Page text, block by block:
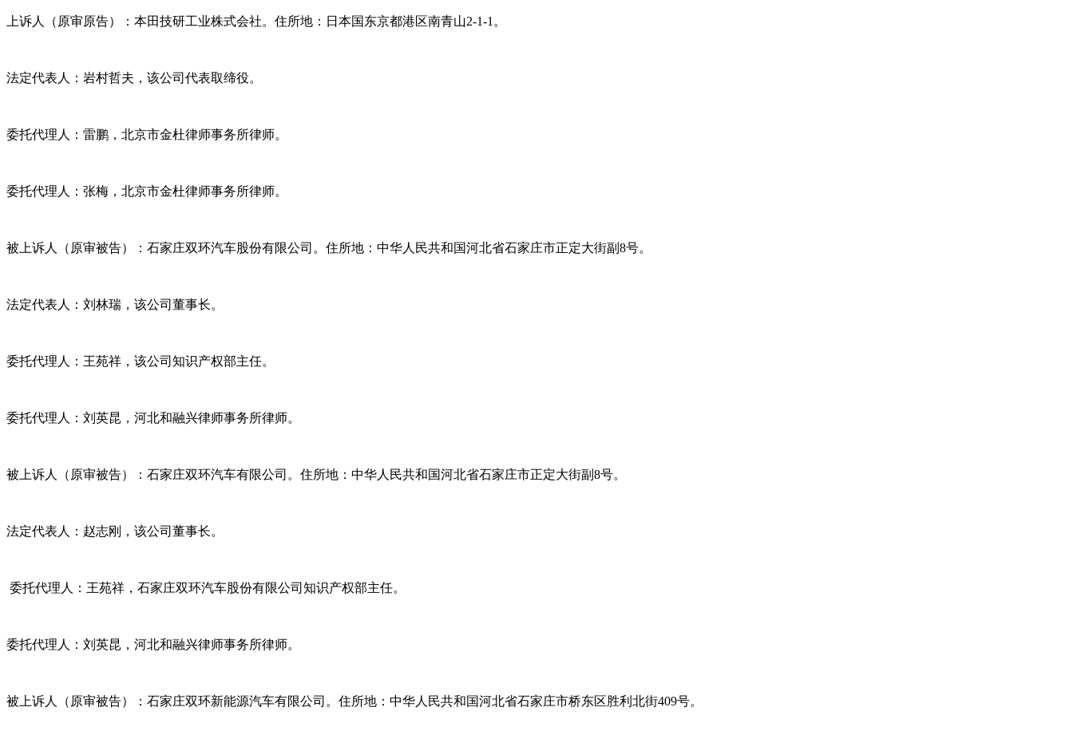
上诉人（原审原告）：本田技研工业株式会社。住所地：日本国东京都港区南青山2-1-1。
法定代表人：岩村哲夫，该公司代表取缔役。
委托代理人：雷鹏，北京市金杜律师事务所律师。
委托代理人：张梅，北京市金杜律师事务所律师。
被上诉人（原审被告）：石家庄双环汽车股份有限公司。住所地：中华人民共和国河北省石家庄市正定大街副8号。
法定代表人：刘林瑞，该公司董事长。
委托代理人：王苑祥，该公司知识产权部主任。
委托代理人：刘英昆，河北和融兴律师事务所律师。
被上诉人（原审被告）：石家庄双环汽车有限公司。住所地：中华人民共和国河北省石家庄市正定大街副8号。
法定代表人：赵志刚，该公司董事长。
委托代理人：王苑祥，石家庄双环汽车股份有限公司知识产权部主任。
委托代理人：刘英昆，河北和融兴律师事务所律师。
被上诉人（原审被告）：石家庄双环新能源汽车有限公司。住所地：中华人民共和国河北省石家庄市桥东区胜利北街409号。